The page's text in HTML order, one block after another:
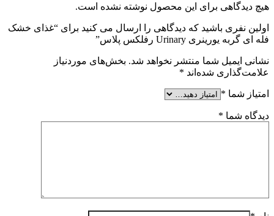
هیچ دیدگاهی برای این محصول نوشته نشده است.
اولین نفری باشید که دیدگاهی را ارسال می کنید برای “غذای خشک
فله ای گربه یورینری Urinary رفلکس پلاس”
نشانی ایمیل شما منتشر نخواهد شد. بخش‌های موردنیاز
علامت‌گذاری شده‌اند *
امتیاز شما *
دیدگاه شما *